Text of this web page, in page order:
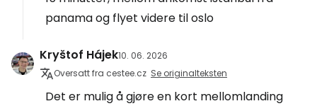
panama og flyet videre til oslo
Kryštof Hájek10. 06. 2026
Oversatt fra cestee.cz Se originalteksten
Det er mulig å gjøre en kort mellomlanding